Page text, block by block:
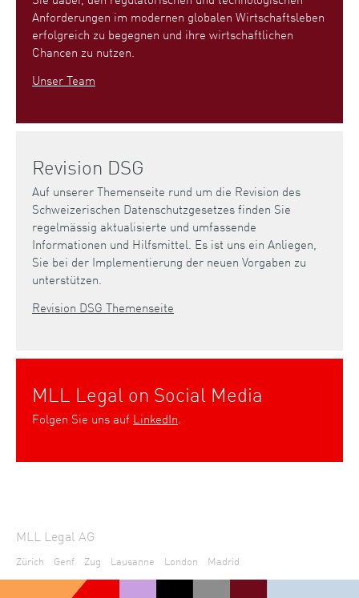
Anforderungen im modernen globalen Wirtschaftsleben
erfolgreich zu begegnen und ihre wirtschaftlichen
Chancen zu nutzen.
Unser Team
Revision DSG
Auf unserer Themenseite rund um die Revision des
Schweizerischen Datenschutzgesetzes finden Sie
regelmässig aktualisierte und umfassende
Informationen und Hilfsmittel. Es ist uns ein Anliegen,
Sie bei der Implementierung der neuen Vorgaben zu
unterstützen.
Revision DSG Themenseite
MLL Legal on Social Media
Folgen Sie uns auf LinkedIn.
MLL Legal AG
Zürich Genf Zug Lausanne London Madrid